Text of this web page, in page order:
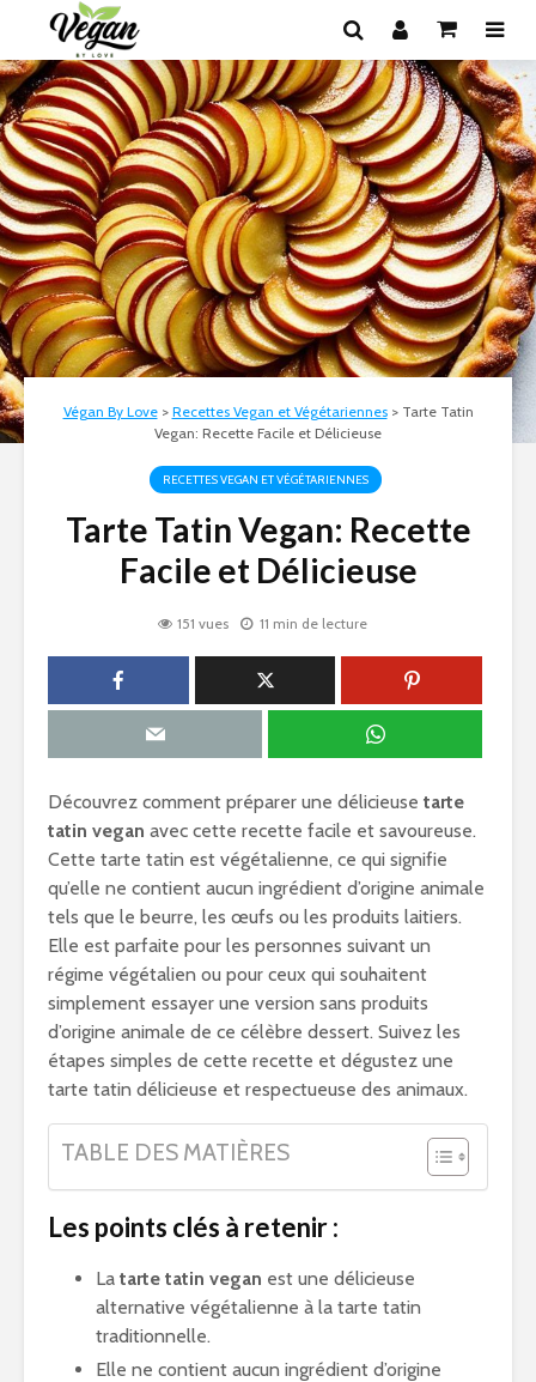
Végan By Love> Recettes Vegan et Végétariennes> Tarte Tatin
Vegan: Recette Facile et Délicieuse
RECETTES VEGAN ET VÉGÉTARIENNES
Tarte Tatin Vegan: Recette
Facile et Délicieuse
151 vues 11 min de lecture
Découvrez comment préparer une délicieuse tarte
tatin vegan avec cette recette facile et savoureuse.
Cette tarte tatin est végétalienne, ce qui signifie
qu’elle ne contient aucun ingrédient d’origine animale
tels que le beurre, les œufs ou les produits laitiers.
Elle est parfaite pour les personnes suivant un
régime végétalien ou pour ceux qui souhaitent
simplement essayer une version sans produits
d’origine animale de ce célèbre dessert. Suivez les
étapes simples de cette recette et dégustez une
tarte tatin délicieuse et respectueuse des animaux.
TABLE DES MATIÈRES
Les points clés à retenir :
La tarte tatin vegan est une délicieuse
alternative végétalienne à la tarte tatin
traditionnelle.
Elle ne contient aucun ingrédient d’origine